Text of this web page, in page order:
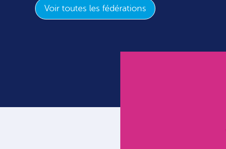
Voir toutes les fédérations